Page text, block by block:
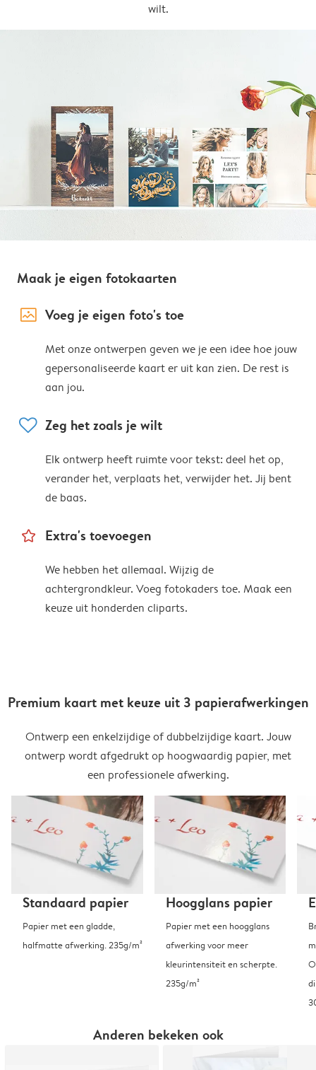
wilt.
Maak je eigen fotokaarten
image_placeholder Voeg je eigen foto's toe
Met onze ontwerpen geven we je een idee hoe jouw
gepersonaliseerde kaart er uit kan zien. De rest is
aan jou.
heart Zeg het zoals je wilt
Elk ontwerp heeft ruimte voor tekst: deel het op,
verander het, verplaats het, verwijder het. Jij bent
de baas.
star_outline Extra's toevoegen
We hebben het allemaal. Wijzig de
achtergrondkleur. Voeg fotokaders toe. Maak een
keuze uit honderden cliparts.
Premium kaart met keuze uit 3 papierafwerkingen
Ontwerp een enkelzijdige of dubbelzijdige kaart. Jouw
ontwerp wordt afgedrukt op hoogwaardig papier, met
een professionele afwerking.
Standaard papier
Papier met een gladde,
halfmatte afwerking. 235g/m²
Hoogglans papier
Papier met een hoogglans
afwerking voor meer
kleurintensiteit en scherpte.
235g/m²
Anderen bekeken ook